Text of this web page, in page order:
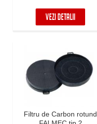
VEZI DETALII
Filtru de Carbon rotund